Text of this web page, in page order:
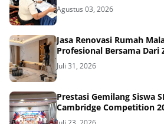
Agustus 03, 2026
Jasa Renovasi Rumah
Profesional Bersama Dari
Juli 31, 2026
Prestasi Gemilang Siswa
Cambridge Competition